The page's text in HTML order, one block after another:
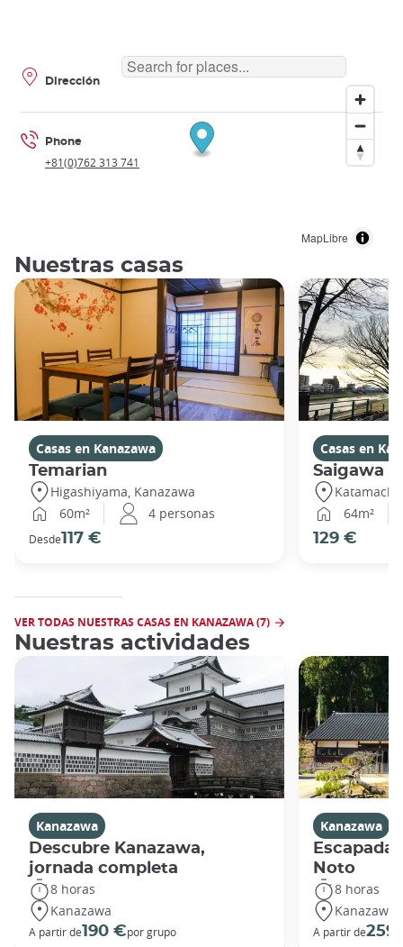
MapLibre
Dirección
Phone
+81(0)762 313 741
Nuestras casas
Casas en Kanazawa
Temarian
Higashiyama, Kanazawa
60m²
4 personas
Desde117 €
Casas en
Saigawa
64m²
129 €
VER TODAS NUESTRAS CASAS EN KANAZAWA (7)
Nuestras actividades
Kanazawa
Descubre Kanazawa,
jornada completa
8 horas
Kanazawa
A partir de190 €por grupo
Kanazawa
Escapada
Noto
8 horas
Kanazawa
A partir de259